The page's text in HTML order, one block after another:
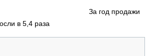
За год продажи
в 5,4 раза